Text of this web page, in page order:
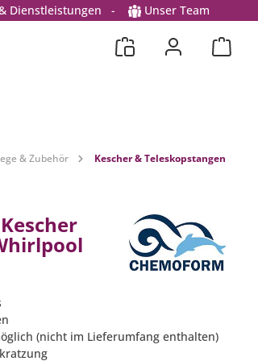
Dienstleistungen - Unser Team
& Zubehör Kescher & Teleskopstangen
(nicht im Lieferumfang enthalten)